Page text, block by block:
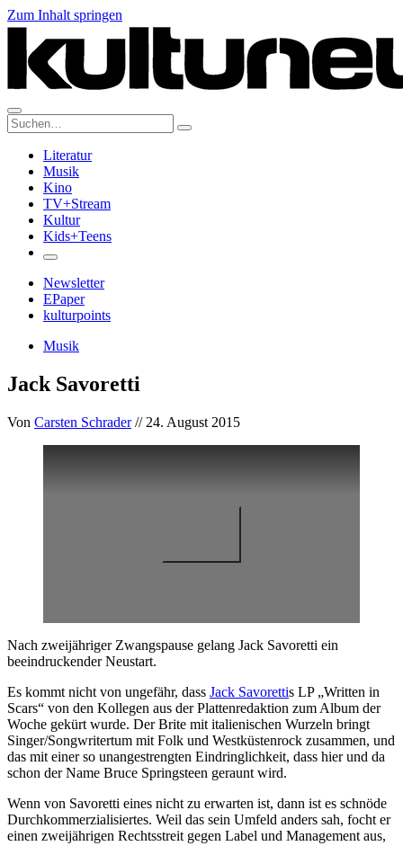
Zum Inhalt springen
Suche:
Literatur
Musik
Kino
TV+Stream
Kultur
Kids+Teens
Newsletter
EPaper
kulturpoints
Musik
Jack Savoretti
Von Carsten Schrader// 24. August 2015
Nach zweijähriger Zwangspause gelang Jack Savoretti ein
beeindruckender Neustart.
Es kommt nicht von ungefähr, dass Jack Savorettis LP „Written in
Scars“ von den Kollegen aus der Plattenredaktion zum Album der
Woche gekürt wurde. Der Brite mit italienischen Wurzeln bringt
Singer/Songwritertum mit Folk und Westküstenrock zusammen, und
das mit einer so unangestrengten Eindringlichkeit, dass hier und da
schon der Name Bruce Springsteen geraunt wird.
Wenn von Savoretti eines nicht zu erwarten ist, dann ist es schnöde
Durchkommerzialisiertes. Weil das sein Umfeld anders sah, focht er
einen zweijährigen Rechtsstreit gegen Label und Management aus,